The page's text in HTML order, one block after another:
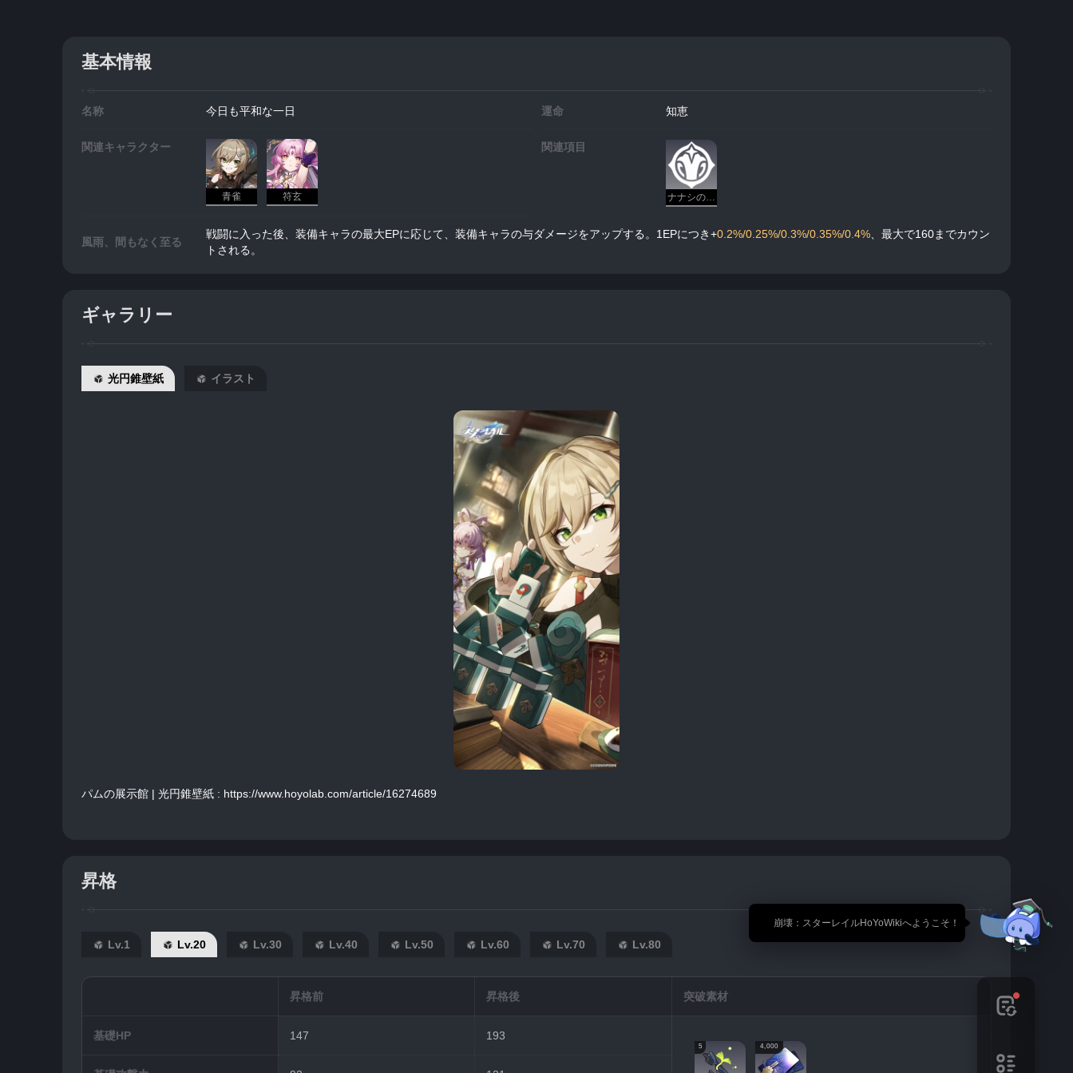
🎉 崩壊：スターレイルHoYoWikiへようこそ！
基本情報
名称 今日も平和な一日 運命 知恵
関連キャラクター
青雀 符玄
関連項目
風雨、間もなく至る
戦闘に入った後、装備キャラの最大EPに応じて、装備キャラの与ダメージをアップする。1EPにつき+0.2%/0.25%/0.3%/0.35%/0.4% 、最大で160までカウン
トされる。
ギャラリー
光円錐壁紙 イラスト
パムの展示館 | 光円錐壁紙 : https://www.hoyolab.com/article/16274689
昇格
Lv.1 Lv.20 Lv.30 Lv.40 Lv.50 Lv.60 Lv.70 Lv.80
昇格前 昇格後 突破素材
基礎HP 147 193
5 4,000